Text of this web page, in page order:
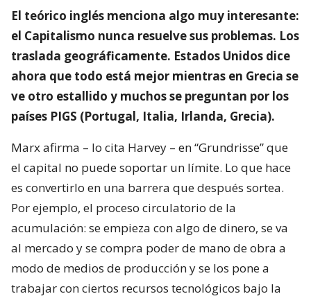
El teórico inglés menciona algo muy interesante:
el Capitalismo nunca resuelve sus problemas. Los
traslada geográficamente. Estados Unidos dice
ahora que todo está mejor mientras en Grecia se
ve otro estallido y muchos se preguntan por los
países PIGS (Portugal, Italia, Irlanda, Grecia).
Marx afirma – lo cita Harvey – en “Grundrisse” que
el capital no puede soportar un límite. Lo que hace
es convertirlo en una barrera que después sortea.
Por ejemplo, el proceso circulatorio de la
acumulación: se empieza con algo de dinero, se va
al mercado y se compra poder de mano de obra a
modo de medios de producción y se los pone a
trabajar con ciertos recursos tecnológicos bajo la